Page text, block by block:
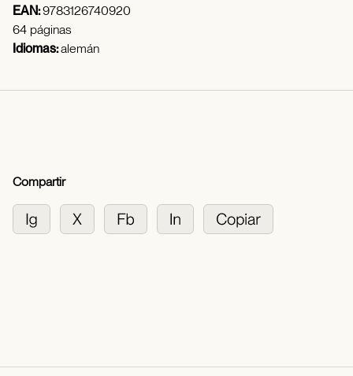
EAN:9783126740920
64 páginas
Idiomas:alemán
Compartir